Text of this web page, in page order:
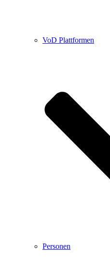
VoD Plattformen
Personen